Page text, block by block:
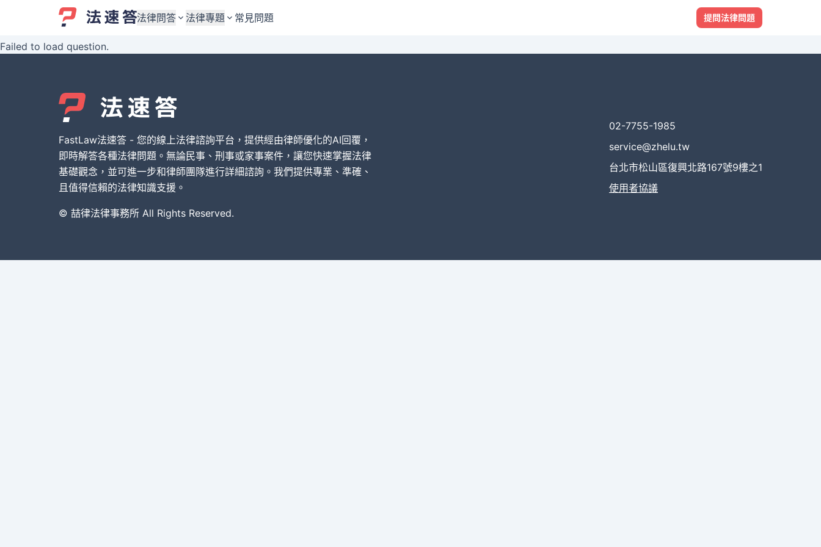
法律問答
婚姻與監護權
債務與債權
刑事犯罪案件
其他案件類型
法律專題
婚姻與監護權
債務與債權
刑事犯罪案件
其他案件類型
常見問題 提問法律問題
Failed to load question.
FastLaw法速答 - 您的線上法律諮詢平台，提供經由律師優化的AI回覆，
即時解答各種法律問題。無論民事、刑事或家事案件，讓您快速掌握法律
基礎觀念，並可進一步和律師團隊進行詳細諮詢。我們提供專業、準確、
且值得信賴的法律知識支援。
© 喆律法律事務所 All Rights Reserved.
02-7755-1985
service@zhelu.tw
台北市松山區復興北路167號9樓之1
使用者協議